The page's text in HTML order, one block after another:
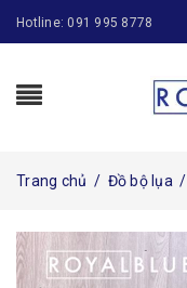
Hotline: 091 995 8778
Trang chủ / Đồ bộ lụa /